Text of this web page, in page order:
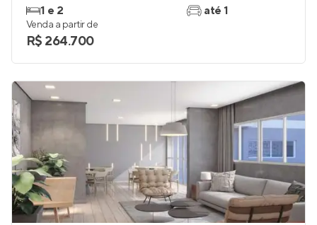
1 e 2
até 1
Venda a partir de
R$ 264.700